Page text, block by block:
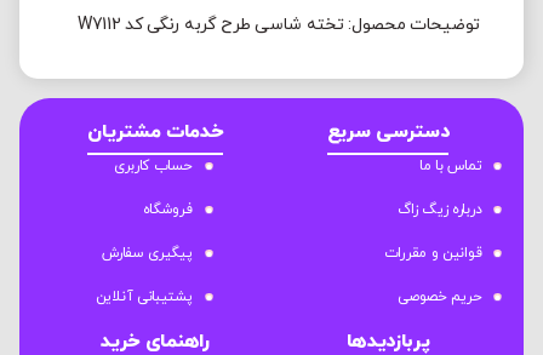
توضیحات محصول: تخته شاسی طرح گربه رنگی کد W7112
دسترسی سریع
تماس با ما
درباره زیگ زاگ
قوانین و مقررات
حریم خصوصی
خدمات مشتریان
حساب کاربری
فروشگاه
پیگیری سفارش
پشتیبانی آنلاین
پربازدیدها راهنمای خرید